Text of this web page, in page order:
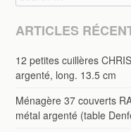
ARTICLES
12 petites cuillères
argenté, long. 13.5 cm
Ménagère 37 couverts
métal argenté (table